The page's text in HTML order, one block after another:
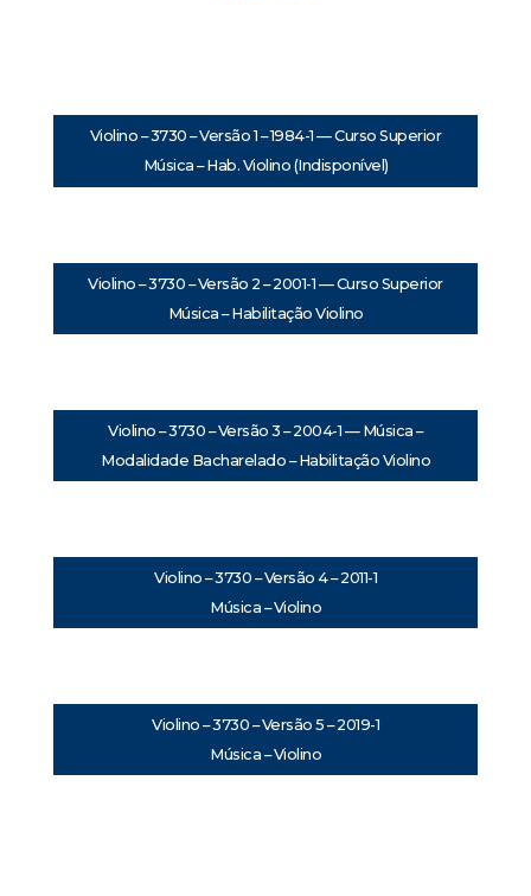
Violino – 3730 – Versão 1 – 1984-1 — Curso Superior
Música – Hab. Violino (Indisponível)
Violino – 3730 – Versão 2 – 2001-1 — Curso Superior
Música – Habilitação Violino
Violino – 3730 – Versão 3 – 2004-1 — Música –
Modalidade Bacharelado – Habilitação Violino
Violino – 3730 – Versão 4 – 2011-1
Música – Violino
Violino – 3730 – Versão 5 – 2019-1
Música – Violino